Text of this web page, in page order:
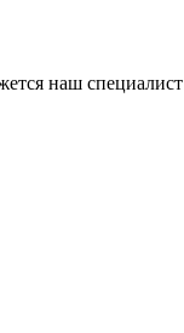
наш специалист